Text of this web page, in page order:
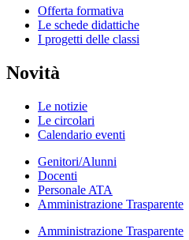
Offerta formativa
Le schede didattiche
I progetti delle classi
Novità
Le notizie
Le circolari
Calendario eventi
Genitori/Alunni
Docenti
Personale ATA
Amministrazione Trasparente
Amministrazione Trasparente